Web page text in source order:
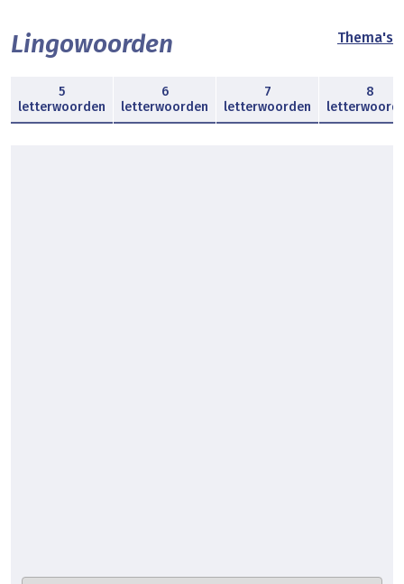
Lingowoorden Thema's
5
letterwoorden
6
letterwoorden
7
letterwoorden
8